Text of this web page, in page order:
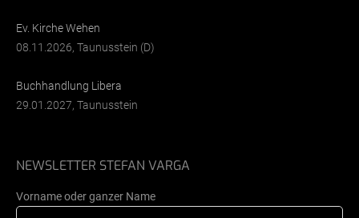
Ev. Kirche Wehen
08.11.2026, Taunusstein (D)
Buchhandlung Libera
29.01.2027, Taunusstein
NEWSLETTER STEFAN VARGA
Vorname oder ganzer Name